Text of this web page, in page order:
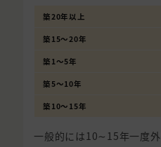
築20年以上
築15〜20年
築1〜5年
築5〜10年
築10〜15年
一般的には10∼15年一度